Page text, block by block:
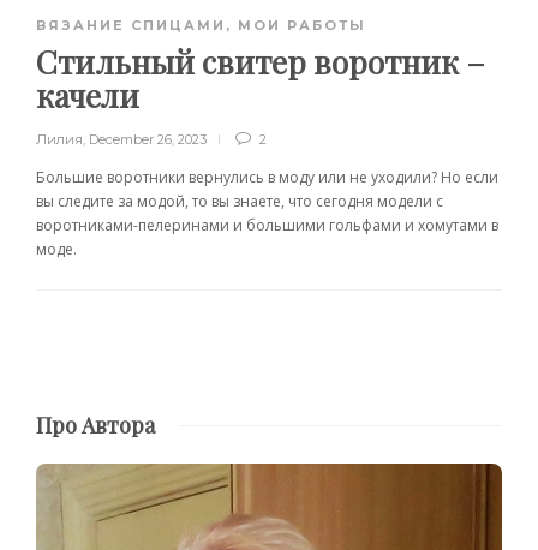
ВЯЗАНИЕ СПИЦАМИ , МОИ РАБОТЫ
Стильный свитер воротник –
качели
Лилия, December 26, 2023 2
Большие воротники вернулись в моду или не уходили? Но если
вы следите за модой, то вы знаете, что сегодня модели с
воротниками-пелеринами и большими гольфами и хомутами в
моде.
Про Автора